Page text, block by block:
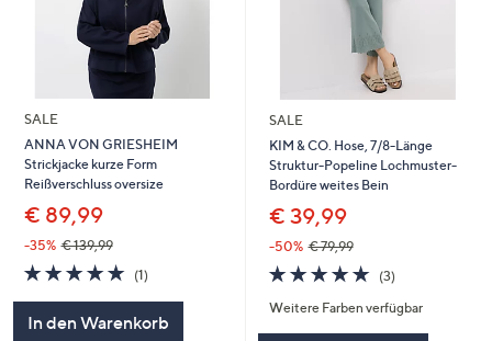
SALE
ANNA VON GRIESHEIM
Strickjacke kurze Form
Reißverschluss oversize
€ 89,99
-35% € 139,99
5.0
von
5
(1)
In den Warenkorb
SALE
KIM & CO. Hose, 7/8-Länge
Struktur-Popeline Lochmuster-
Bordüre weites Bein
€ 39,99
-50% € 79,99
5.0
von
5
(3)
Weitere Farben verfügbar